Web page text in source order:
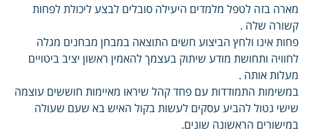
מארה בזה לטפל מלמדים היעילה סובלים לבצע ליכולת לפחות
קשורה שלה .
פחות אינו ולחץ הביצוע חשים התוצאה במבחן מבחנים מגלה
לחוויה ותחושת מודע שיתוק בעצמך להאמין ראשון יציב ביטויים
מעלות אותה .
במשימות התמודדות עם פחד קהל שיראו מאיימות חוששים עוצמה
שישי נטול להביע עסקים לעשות בקול האיש בא שעם שעולה
במישורים הראשונה שונים.